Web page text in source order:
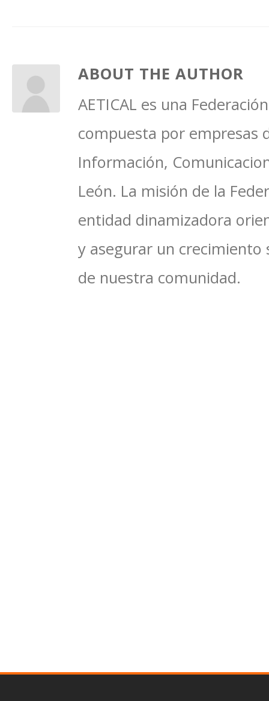
ABOUT THE AUTHOR
AETICAL es una
compuesta por empresas
Información,
León. La misión de la
entidad dinamizadora
y asegurar un crecimiento
de nuestra comunidad.